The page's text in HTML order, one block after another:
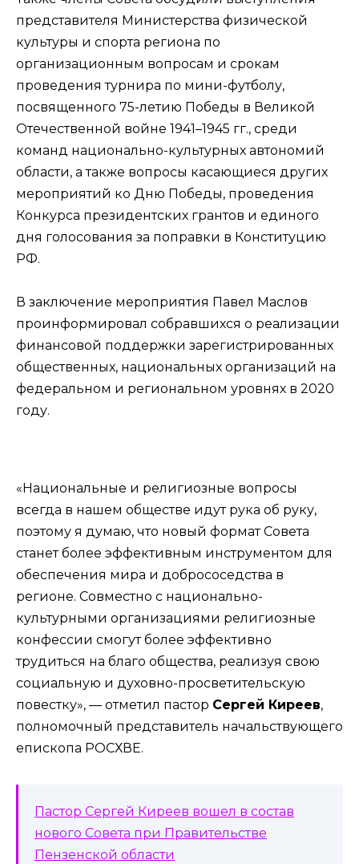
представителя Министерства физической
культуры и спорта региона по
организационным вопросам и срокам
проведения турнира по мини-футболу,
посвященного 75-летию Победы в Великой
Отечественной войне 1941–1945 гг., среди
команд национально-культурных автономий
области, а также вопросы касающиеся других
мероприятий ко Дню Победы, проведения
Конкурса президентских грантов и единого
дня голосования за поправки в Конституцию
РФ.
В заключение мероприятия Павел Маслов
проинформировал собравшихся о реализации
финансовой поддержки зарегистрированных
общественных, национальных организаций на
федеральном и региональном уровнях в 2020
году.
«Национальные и религиозные вопросы
всегда в нашем обществе идут рука об руку,
поэтому я думаю, что новый формат Совета
станет более эффективным инструментом для
обеспечения мира и добрососедства в
регионе. Совместно с национально-
культурными организациями религиозные
конфессии смогут более эффективно
трудиться на благо общества, реализуя свою
социальную и духовно-просветительскую
повестку», — отметил пастор Сергей Киреев,
полномочный представитель начальствующего
епископа РОСХВЕ.
Пастор Сергей Киреев вошел в состав
нового Совета при Правительстве
Пензенской области